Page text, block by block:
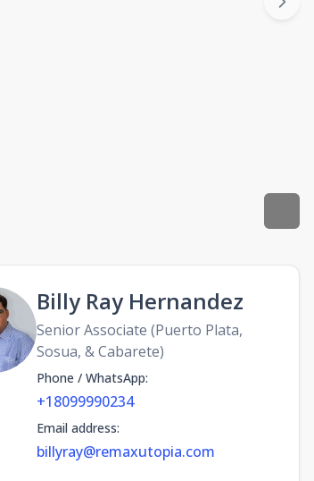
Billy Ray Hernandez
Senior Associate (Puerto Plata,
Sosua, & Cabarete)
Phone / WhatsApp:
+18099990234
Email address:
billyray@remaxutopia.com